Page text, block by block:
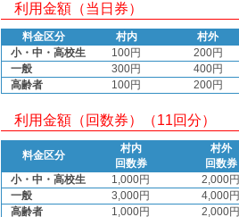
利用金額（当日券）
料金区分 村内 村外
小・中・高校生
100円 200円
一般
300円 400円
高齢者
100円 200円
利用金額（回数券）（11回分）
料金区分
村内
回数券
村外
回数券
小・中・高校生
1,000円 2,000円
一般
3,000円 4,000円
高齢者
1,000円 2,000円